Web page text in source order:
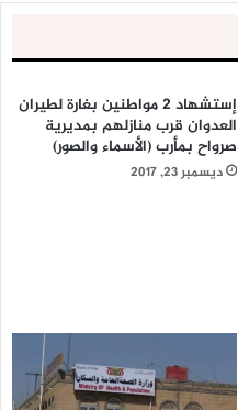
إستشهاد 2 مواطنين بغارة لطيران
العدوان قرب منازلهم بمديرية
صرواح بمأرب (الأسماء والصور)
ديسمبر 23, 2017